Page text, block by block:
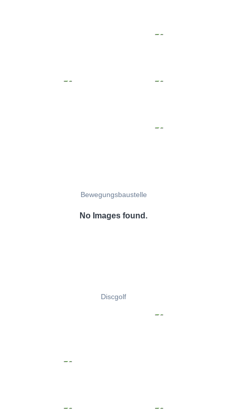
Bewegungsbaustelle
No Images found.
Discgolf